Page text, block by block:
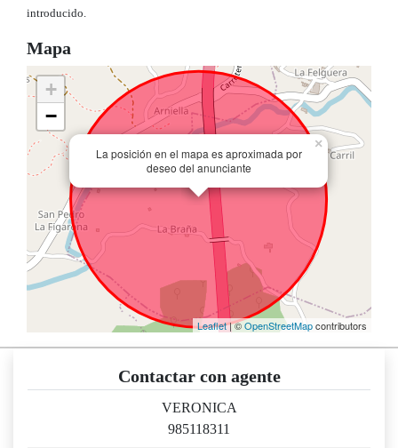
introducido.
Mapa
La posición en el mapa es aproximada por
deseo del anunciante
×
+
−
Leaflet| ©OpenStreetMapcontributors
Contactar con agente
VERONICA
985118311